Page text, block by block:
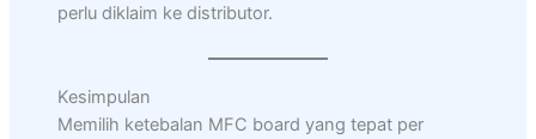
perlu diklaim ke distributor.
Kesimpulan
Memilih ketebalan MFC board yang tepat per